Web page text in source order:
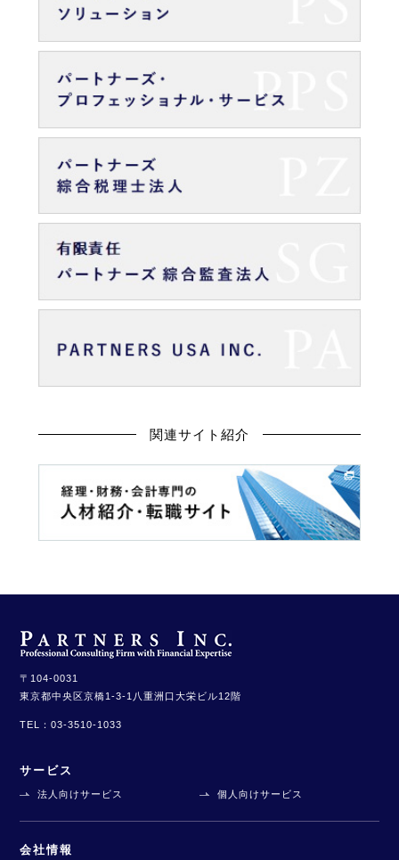
関連サイト紹介
〒104-0031
東京都中央区京橋1-3-1 八重洲口大栄ビル12階
TEL：03-3510-1033
サービス
法人向けサービス 個人向けサービス
会社情報